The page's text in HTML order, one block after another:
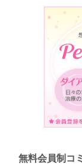
無料会員制コ